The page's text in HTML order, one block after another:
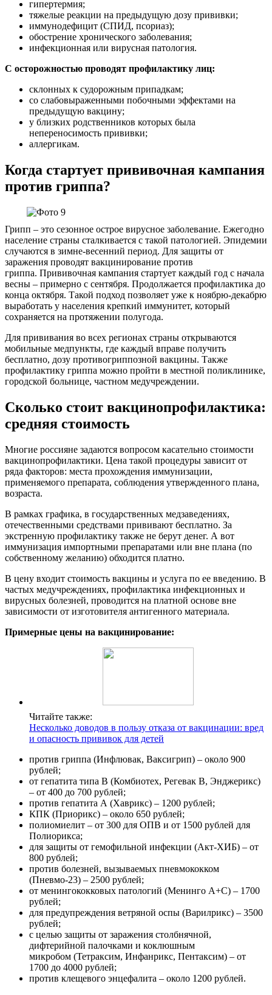
гипертермия;
тяжелые реакции на предыдущую дозу прививки;
иммунодефицит (СПИД, псориаз);
обострение хронического заболевания;
инфекционная или вирусная патология.
С осторожностью проводят профилактику лиц:
склонных к судорожным припадкам;
со слабовыраженными побочными эффектами на
предыдущую вакцину;
у близких родственников которых была
непереносимость прививки;
аллергикам.
Когда стартует прививочная кампания
против гриппа?
Грипп – это сезонное острое вирусное заболевание. Ежегодно
население страны сталкивается с такой патологией. Эпидемии
случаются в зимне-весенний период. Для защиты от
заражения проводят вакцинирование против
гриппа. Прививочная кампания стартует каждый год с начала
весны – примерно с сентября. Продолжается профилактика до
конца октября. Такой подход позволяет уже к ноябрю-декабрю
выработать у населения крепкий иммунитет, который
сохраняется на протяжении полугода.
Для прививания во всех регионах страны открываются
мобильные медпункты, где каждый вправе получить
бесплатно, дозу противогриппозной вакцины. Также
профилактику гриппа можно пройти в местной поликлинике,
городской больнице, частном медучреждении.
Сколько стоит вакцинопрофилактика:
средняя стоимость
Многие россияне задаются вопросом касательно стоимости
вакцинопрофилактики. Цена такой процедуры зависит от
ряда факторов: места прохождения иммунизации,
применяемого препарата, соблюдения утвержденного плана,
возраста.
В рамках графика, в государственных медзаведениях,
отечественными средствами прививают бесплатно. За
экстренную профилактику также не берут денег. А вот
иммунизация импортными препаратами или вне плана (по
собственному желанию) обходится платно.
В цену входит стоимость вакцины и услуга по ее введению. В
частых медучреждениях, профилактика инфекционных и
вирусных болезней, проводится на платной основе вне
зависимости от изготовителя антигенного материала.
Примерные цены на вакцинирование:
Читайте также:
Несколько доводов в пользу отказа от вакцинации: вред
и опасность прививок для детей
против гриппа (Инфлювак, Ваксигрип) – около 900
рублей;
от гепатита типа В (Комбиотех, Регевак В, Энджерикс)
– от 400 до 700 рублей;
против гепатита А (Хаврикс) – 1200 рублей;
КПК (Приорикс) – около 650 рублей;
полиомиелит – от 300 для ОПВ и от 1500 рублей для
Полиорикса;
для защиты от гемофильной инфекции (Акт-ХИБ) – от
800 рублей;
против болезней, вызываемых пневмококком
(Пневмо-23) – 2500 рублей;
от менингококковых патологий (Менинго А+С) – 1700
рублей;
для предупреждения ветряной оспы (Варилрикс) – 3500
рублей;
с целью защиты от заражения столбнячной,
дифтерийной палочками и коклюшным
микробом (Тетраксим, Инфанрикс, Пентаксим) – от
1700 до 4000 рублей;
против клещевого энцефалита – около 1200 рублей.